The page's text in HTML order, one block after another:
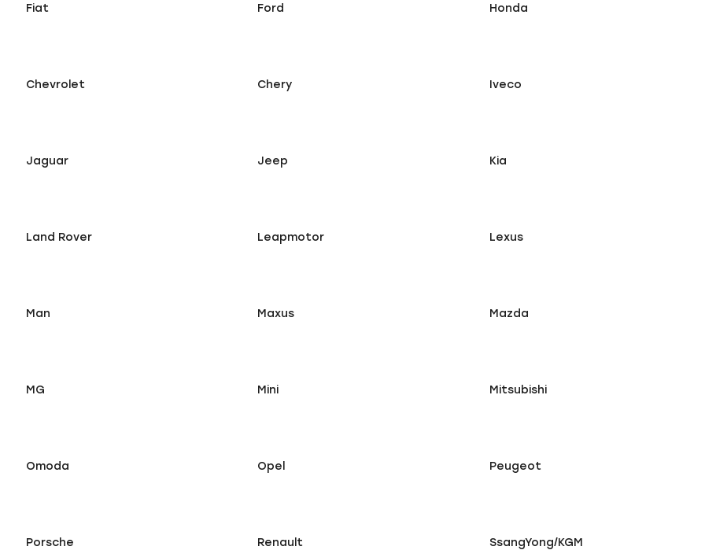
Fiat Ford Honda
Chevrolet Chery Iveco
Jaguar Jeep Kia
Land Rover Leapmotor Lexus
Man Maxus Mazda
MG Mini Mitsubishi
Omoda Opel Peugeot
Porsche Renault SsangYong/KGM